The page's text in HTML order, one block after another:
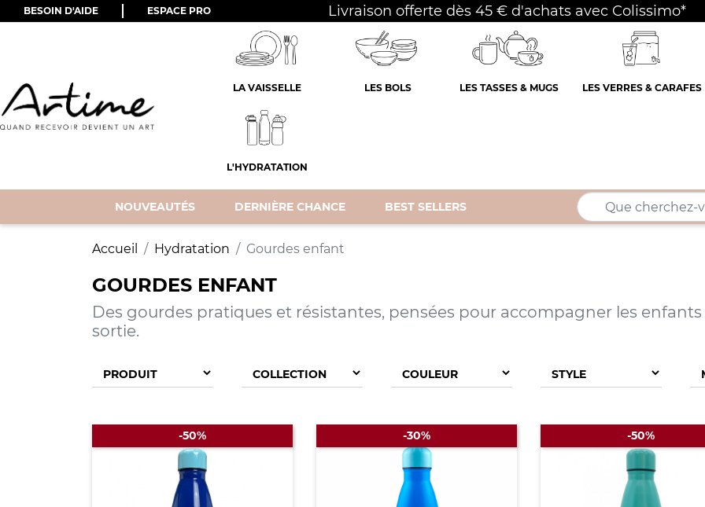
BESOIN D'AIDE ESPACE PRO Livraison offerte dès 45 € d'achats avec Colissimo*
LA VAISSELLE LES BOLS LES TASSES & MUGS LES VERRES & CARAFES
L'HYDRATATION
NOUVEAUTÉS DERNIÈRE CHANCE BEST SELLERS
Accueil Hydratation Gourdes enfant
GOURDES ENFANT
Des gourdes pratiques et résistantes, pensées pour accompagner les
sortie.
-50% -30% -50%